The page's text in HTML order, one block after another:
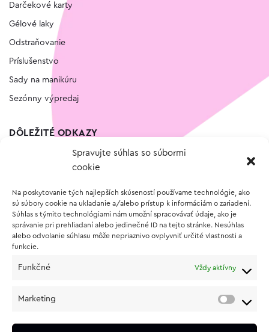
Spravujte súhlas so súbormi
cookie
Na poskytovanie tých najlepších skúseností používame technológie, ako
sú súbory cookie na ukladanie a/alebo prístup k informáciám o zariadení.
Súhlas s týmito technológiami nám umožní spracovávať údaje, ako je
správanie pri prehliadaní alebo jedinečné ID na tejto stránke. Nesúhlas
alebo odvolanie súhlasu môže nepriaznivo ovplyvniť určité vlastnosti a
funkcie.
Funkčné Vždy aktívny
Marketing
Darčekové karty
Gélové laky
Odstraňovanie
Príslušenstvo
Sady na manikúru
Sezónny výpredaj
DÔLEŽITÉ ODKAZY
Vernostný program
O NÁKUPE
Vrátenie a reklamácia tovaru